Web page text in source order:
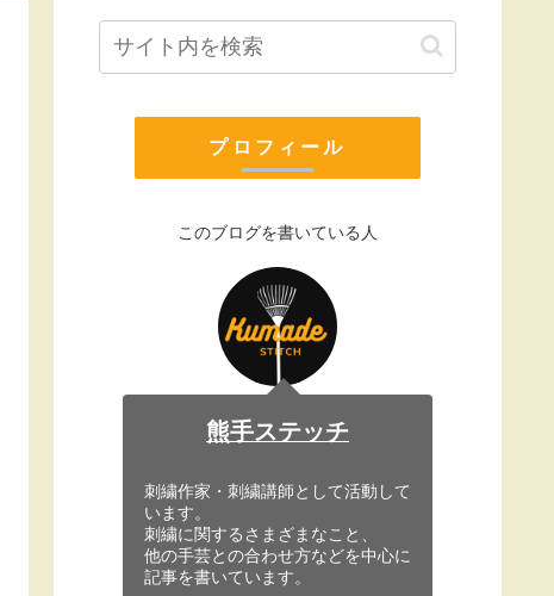
プロフィール
このブログを書いている人
熊手ステッチ
刺繍作家・刺繍講師として活動して
います。
刺繍に関するさまざまなこと、
他の手芸との合わせ方などを中心に
記事を書いています。